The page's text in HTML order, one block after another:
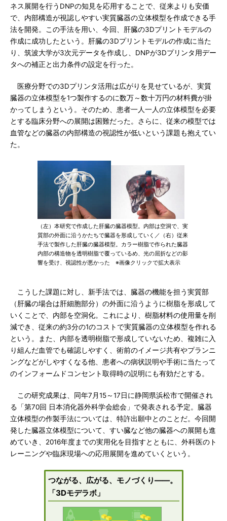
ネス展開を行うDNPの知見を応用することで、従来よりも安価
で、内部構造が視認しやすい実質臓器の立体模型を作成できる手
法を開発。この手法を用い、今回、肝臓の3Dプリントモデルの
作成に成功したという。肝臓の3Dプリントモデルの作成に当た
り、筑波大学が3次元データを作成し、DNPが3Dプリンタ用デー
タへの補正と出力条件の設定を行った。
医療分野での3Dプリンタ活用は広がりを見せているが、実質
臓器の立体模型を1つ製作するのに数万～数十万円の材料費が掛
かってしまうという。そのため、患者一人一人の立体模型を必要
とする臨床分野への展開は困難だった。さらに、従来の模型では
血管などの臓器の内部構造の視認性が低いという課題も抱えてい
た。
（左）本研究で作成した肝臓の臓器模型。内部は空洞で、実
質部の外面に沿うかたちで臓器を形成していく／（右）従来
手法で製作した肝臓の臓器模型。カラー樹脂で作られた臓器
内部の構造物を透明樹脂で覆っているめ、光の屈折などの影
響を受け、視認性が悪かった ※画像クリックで拡大表示
こうした課題に対し、新手法では、臓器の機能を担う実質部
（肝臓の場合は肝細胞部分）の外面に沿うように樹脂を形成して
いくことで、内部を空洞化。これにより、樹脂材料の使用量を削
減でき、従来の約3分の1のコストで実質臓器の立体模型を作れる
という。また、内部を透明樹脂で形成していないため、複雑に入
り組んだ血管でも確認しやすく、術前のイメージ共有やプランニ
ングなどがしやすくなる他、患者への病状説明や手術に当たって
のインフォームドコンセント取得時の説明にも有効だとする。
この研究成果は、同年7月15～17日に静岡県浜松市で開催され
る「第70回 日本消化器外科学会総会」で発表される予定。臓器
立体模型の作製手法については、特許出願中とのことだ。今回開
発した臓器立体模型について、すい臓など他の臓器への展開も進
めていき、2016年度までの実用化を目指すとともに、外科医のト
レーニングや臨床現場への応用展開を進めていくという。
つながる、広がる、モノづくり――。
「3Dモデラボ」